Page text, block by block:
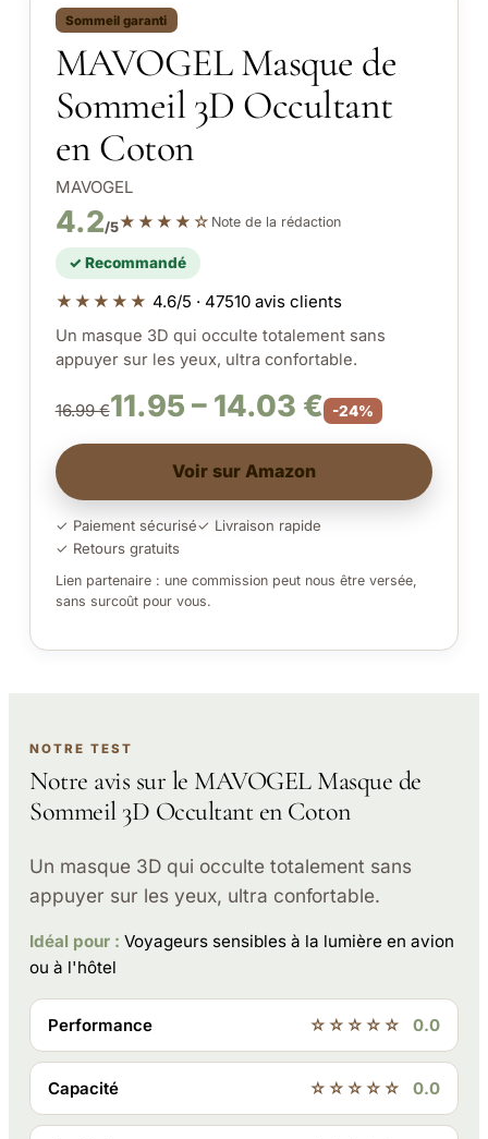
Sommeil garanti
MAVOGEL Masque de
Sommeil 3D Occultant
en Coton
MAVOGEL
4.2/5★★★★☆ Note de la rédaction
✓ Recommandé
★★★★★ 4.6/5 · 47510 avis clients
Un masque 3D qui occulte totalement sans
appuyer sur les yeux, ultra confortable.
16.99 €11.95 – 14.03 € -24%
Voir sur Amazon
✓ Paiement sécurisé✓ Livraison rapide
✓ Retours gratuits
Lien partenaire : une commission peut nous être versée,
sans surcoût pour vous.
NOTRE TEST
Notre avis sur le MAVOGEL Masque de
Sommeil 3D Occultant en Coton
Un masque 3D qui occulte totalement sans
appuyer sur les yeux, ultra confortable.
Idéal pour : Voyageurs sensibles à la lumière en avion
ou à l'hôtel
Performance ☆☆☆☆☆ 0.0
Capacité ☆☆☆☆☆ 0.0